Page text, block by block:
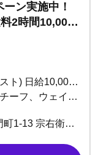
ン実施中！
2時間10,000
ーラル手当 今なら日給10,000円→15,000円！ 他、多数賞金あり！
よってはプレイングスタッフより稼げます！ ボーナス年２回！
大阪府大阪市中央区宗右衛門町1-13 宗右衛門町クリスタルビルB1F